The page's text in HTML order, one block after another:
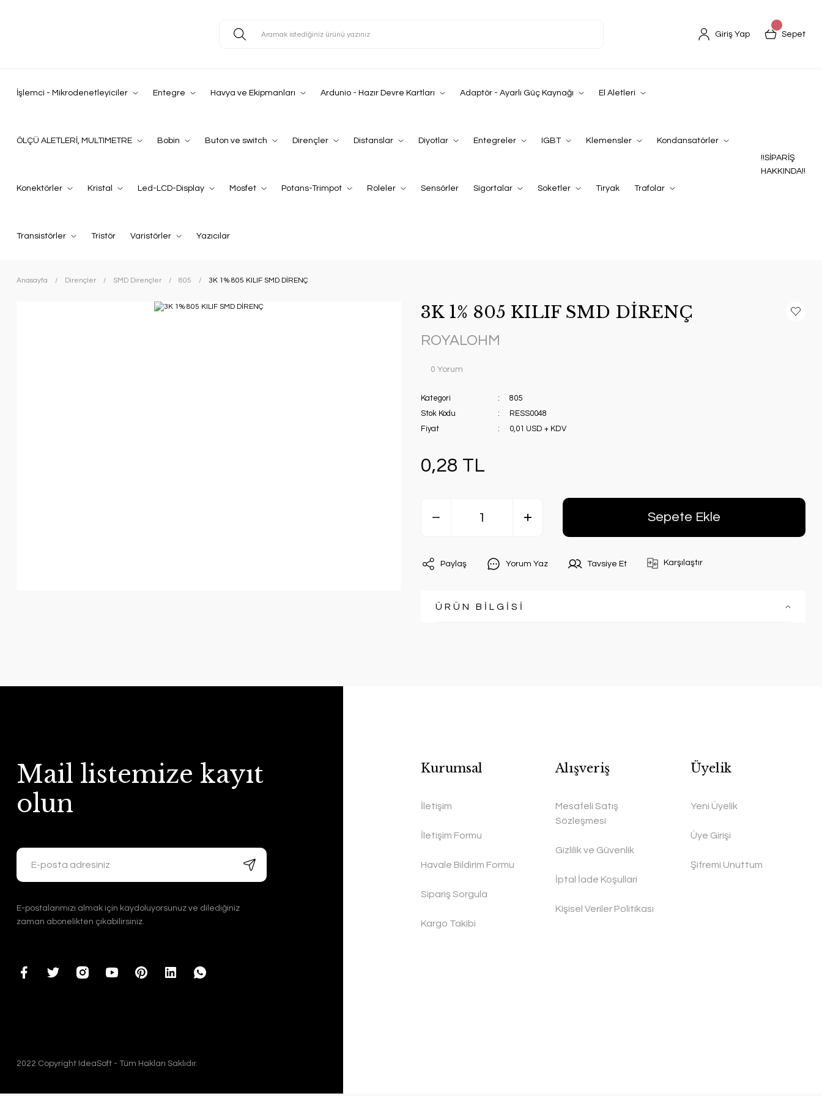
Giriş Yap Sepet
İşlemci - Mikrodenetleyiciler Entegre Havya ve Ekipmanları Ardunio - Hazır Devre Kartları Adaptör - Ayarlı Güç Kaynağı El Aletleri
ÖLÇÜ ALETLERİ, MULTIMETRE Bobin Buton ve switch Dirençler Distanslar Diyotlar Entegreler IGBT Klemensler Kondansatörler
Konektörler Kristal Led-LCD-Display Mosfet Potans-Trimpot Roleler Sensörler Sigortalar Soketler Tiryak Trafolar
Transistörler Tristör Varistörler Yazıcılar
!!SİPARİŞ
HAKKINDA!!
Anasayfa Dirençler SMD Dirençler 805 3K 1% 805 KILIF SMD DİRENÇ
3K 1% 805 KILIF SMD DİRENÇ
ROYALOHM
0 Yorum
Kategori
805
Stok Kodu
RESS0048
Fiyat
0,01 USD + KDV
0,28 TL
Sepete Ekle
Paylaş Yorum Yaz Tavsiye Et Karşılaştır
ÜRÜN BİLGİSİ
Mail listemize kayıt
olun
E-postalarımızı almak için kaydoluyorsunuz ve dilediğiniz
zaman abonelikten çıkabilirsiniz.
Kurumsal
İletişim
İletişim Formu
Havale Bildirim Formu
Sipariş Sorgula
Kargo Takibi
Alışveriş
Mesafeli Satış
Sözleşmesi
Gizlilik ve Güvenlik
İptal İade Koşullari
Kişisel Veriler Politikası
Üyelik
Yeni Üyelik
Üye Girişi
Şifremi Unuttum
2022 Copyright IdeaSoft - Tüm Hakları Saklıdır.